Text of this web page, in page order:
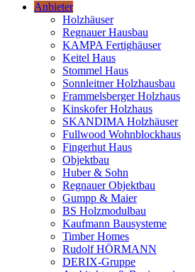
Anbieter
Holzhäuser
Regnauer Hausbau
KAMPA Fertighäuser
Keitel Haus
Stommel Haus
Sonnleitner Holzhausbau
Frammelsberger Holzhaus
Kinskofer Holzhaus
SKANDIMA Holzhäuser
Fullwood Wohnblockhaus
Fingerhut Haus
Objektbau
Huber & Sohn
Regnauer Objektbau
Gumpp & Maier
BS Holzmodulbau
Kaufmann Bausysteme
Timber Homes
Rudolf HÖRMANN
DERIX-Gruppe